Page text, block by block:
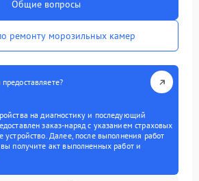
Общие вопросы
ремонту морозильных камер
на диагностику и последующий
заказ-наряд с указанием страховых
устройство. Далее, после выполнения работ
получите акт выполненных работ и